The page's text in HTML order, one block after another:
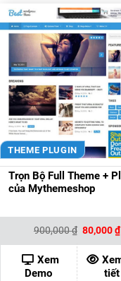
THEME PLUGIN
Trọn Bộ Full Theme +
của Mythemeshop
900,000₫ Giá
gốc
là:
900,000
80,000₫
Xem
Demo
tiết